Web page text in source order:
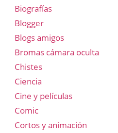
Biografías
Blogger
Blogs amigos
Bromas cámara oculta
Chistes
Ciencia
Cine y películas
Comic
Cortos y animación